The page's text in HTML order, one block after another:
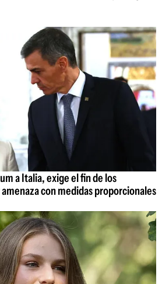
a Italia, exige el fin de los
con medidas proporcionales